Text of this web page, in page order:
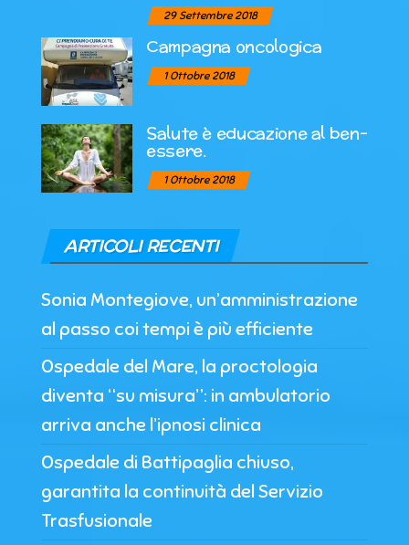
29 Settembre 2018
Campagna oncologica
1 Ottobre 2018
Salute è educazione al ben-
essere.
1 Ottobre 2018
ARTICOLI RECENTI
Sonia Montegiove, un’amministrazione
al passo coi tempi è più efficiente
Ospedale del Mare, la proctologia
diventa “su misura”: in ambulatorio
arriva anche l’ipnosi clinica
Ospedale di Battipaglia chiuso,
garantita la continuità del Servizio
Trasfusionale